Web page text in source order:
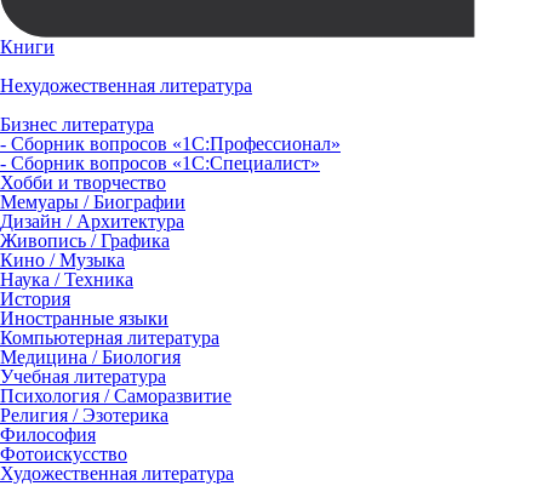
Книги
Нехудожественная литература
Бизнес литература
- Сборник вопросов «1С:Профессионал»
- Сборник вопросов «1С:Специалист»
Хобби и творчество
Мемуары / Биографии
Дизайн / Архитектура
Живопись / Графика
Кино / Музыка
Наука / Техника
История
Иностранные языки
Компьютерная литература
Медицина / Биология
Учебная литература
Психология / Саморазвитие
Религия / Эзотерика
Философия
Фотоискусство
Художественная литература